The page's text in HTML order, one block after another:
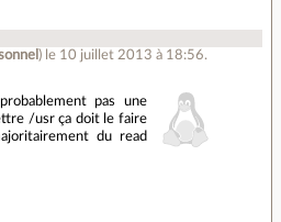
) le 10 juillet 2013 à 18:56.
pas une
/usr ça doit le faire
du read